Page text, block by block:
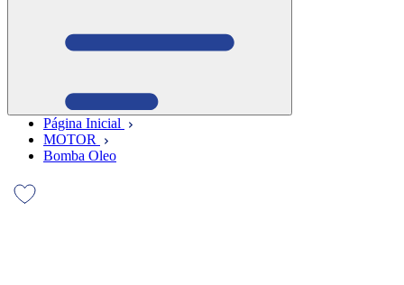
Página Inicial
MOTOR
Bomba Oleo